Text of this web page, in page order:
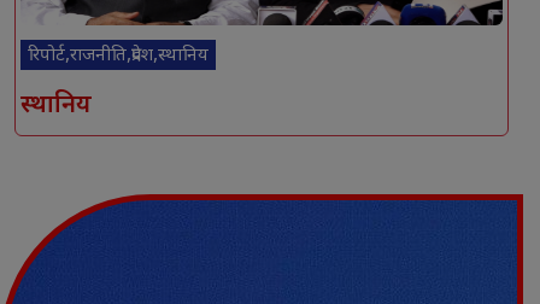
रिपोर्ट,राजनीति,प्रदेश,स्थानिय
स्थानिय